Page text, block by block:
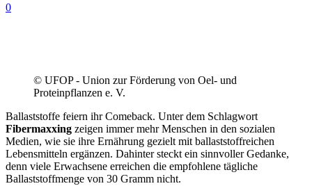
0
© UFOP - Union zur Förderung von Oel- und
Proteinpflanzen e. V.
Ballaststoffe feiern ihr Comeback. Unter dem Schlagwort
Fibermaxxing zeigen immer mehr Menschen in den sozialen
Medien, wie sie ihre Ernährung gezielt mit ballaststoffreichen
Lebensmitteln ergänzen. Dahinter steckt ein sinnvoller Gedanke,
denn viele Erwachsene erreichen die empfohlene tägliche
Ballaststoffmenge von 30 Gramm nicht.